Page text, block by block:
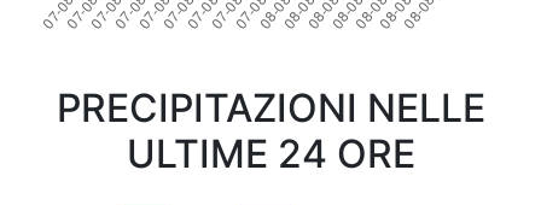
PRECIPITAZIONI NELLE
ULTIME 24 ORE